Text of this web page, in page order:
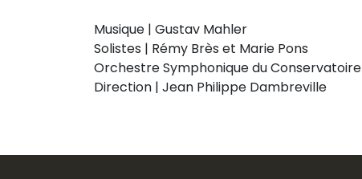
Musique | Gustav Mahler
Solistes | Rémy Brès et Marie Pons
Orchestre Symphonique du Conservatoire
Direction | Jean Philippe Dambreville